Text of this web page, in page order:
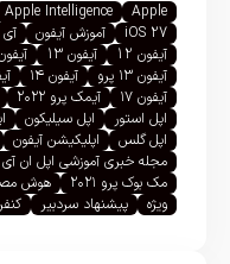
Apple
Apple Intelligence
iOS 27
آموزش آیفون
آیفون 12
آیفون 13 آیفون 13
آیفون ۱۳ پرو
آیفون ۱۴
آیفون ۱۷
آیمک پرو ۲۰۲۲
اپل استور
اپل سیلیکون
اپل گلس
اپلیکیشن آیفون
مجله خبری آموزشی اپل ان
مک بوک پرو ۲۰۲۱
هوش
ویژه
پیشنهاد سردبیر